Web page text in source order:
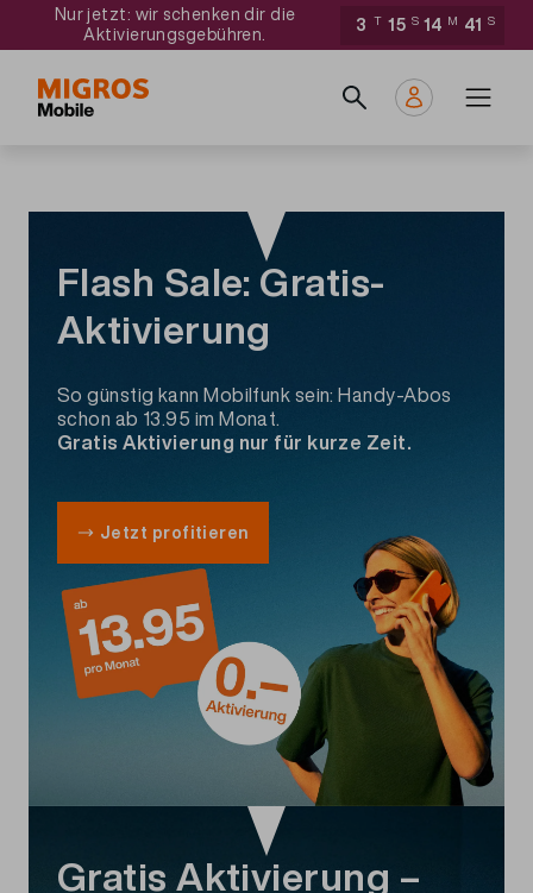
Direkt
zum
Inhalt
Navigate
to
home
page
Nur jetzt: wir schenken dir die
Aktivierungsgebühren.
3 T 15 S 14 M 40 S
navigation
Flash Sale: Gratis-
Aktivierung
So günstig kann Mobilfunk sein: Handy-Abos
schon ab 13.95 im Monat.
Gratis Aktivierung nur für kurze Zeit.
Jetzt profitieren
Gratis Aktivierung –